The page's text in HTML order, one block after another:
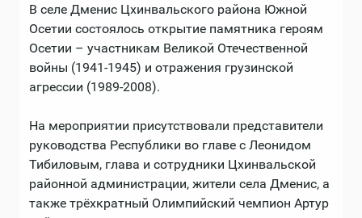
В селе Дменис Цхинвальского района Южной
Осетии состоялось открытие памятника героям
Осетии – участникам Великой Отечественной
войны (1941-1945) и отражения грузинской
агрессии (1989-2008).
На мероприятии присутствовали представители
руководства Республики во главе с Леонидом
Тибиловым, глава и сотрудники Цхинвальской
районной администрации, жители села Дменис, а
также трёхкратный Олимпийский чемпион Артур